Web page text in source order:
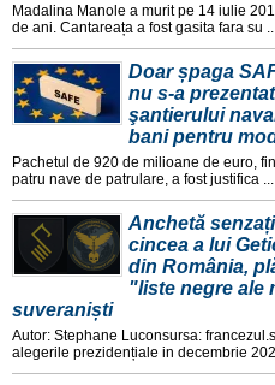
Madalina Manole a murit pe 14 iulie
de ani. Cantareața a fost gasita fara su
Doar șpaga
nu s-a
şantierului
bani pentru
Pachetul de 920 de milioane de euro,
patru nave de patrulare, a fost justifica ...
Anchetă
cincea a lui
din România,
"liste negre ale
suveraniști
Autor: Stephane Luconsursa:
alegerile prezidențiale in decembrie